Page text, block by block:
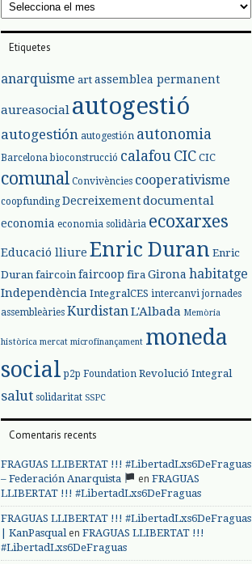
Etiquetes
anarquisme art assemblea permanent
aureasocial autogestió
autogestión autogestión autonomia
Barcelona bioconstrucció calafou CIC CIC
comunal Convivències cooperativisme
coopfunding Decreixementdocumental
economia economia solidària ecoxarxes
Educació lliure Enric Duran Enric
Duran faircoin faircoop fira Girona habitatge
Independència IntegralCES intercanvi jornades
assembleàries Kurdistan L'Albada Memòria
històrica mercat microfinançament moneda
social p2p Foundation Revolució Integral
salut solidaritat SSPC
Comentaris recents
FRAGUAS LLIBERTAT !!! #LibertadLxs6DeFraguas
– Federación Anarquista
en FRAGUAS
LLIBERTAT !!! #LibertadLxs6DeFraguas
FRAGUAS LLIBERTAT !!! #LibertadLxs6DeFraguas
| KanPasqualen FRAGUAS LLIBERTAT !!!
#LibertadLxs6DeFraguas